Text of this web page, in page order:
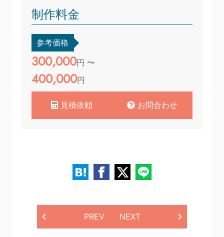
制作料金
参考価格
300,000円 〜
400,000円
見積依頼 お問合わせ
PREV NEXT